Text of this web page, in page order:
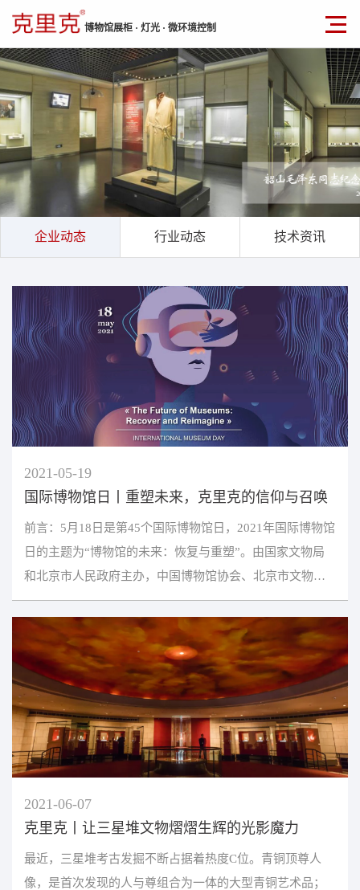
博物馆展柜 · 灯光 · 微环境控制
企业动态 行业动态 技术资讯
2021-05-19
国际博物馆日丨重塑未来，克里克的信仰与召唤
前言：5月18日是第45个国际博物馆日，2021年国际博物馆
日的主题为“博物馆的未来：恢复与重塑”。由国家文物局
和北京市人民政府主办，中国博物馆协会、北京市文物局
承办的2021年“国际博物馆日”中国主会场活动开幕式...
2021-06-07
克里克丨让三星堆文物熠熠生辉的光影魔力
最近，三星堆考古发掘不断占据着热度C位。青铜顶尊人
像，是首次发现的人与尊组合为一体的大型青铜艺术品；